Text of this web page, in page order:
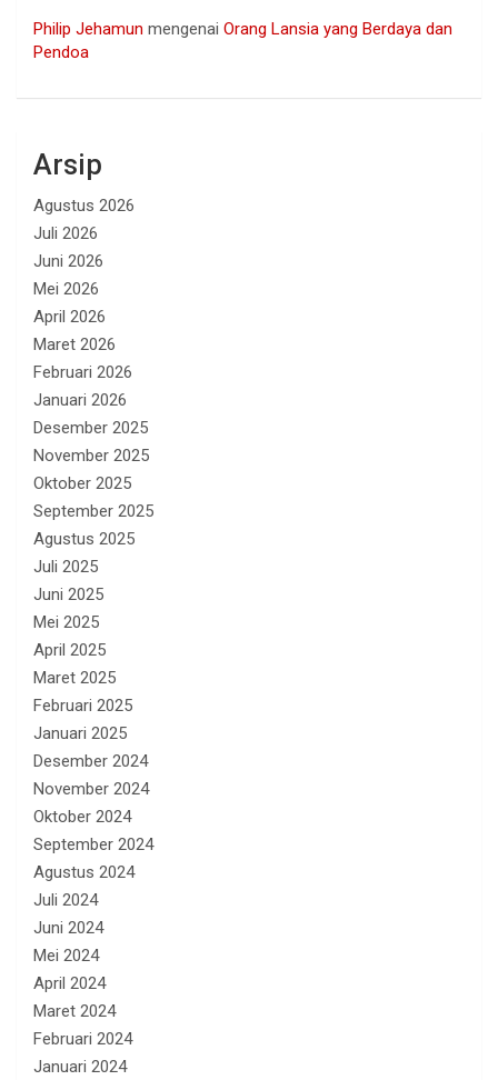
Philip Jehamun mengenai Orang Lansia yang Berdaya dan
Pendoa
Arsip
Agustus 2026
Juli 2026
Juni 2026
Mei 2026
April 2026
Maret 2026
Februari 2026
Januari 2026
Desember 2025
November 2025
Oktober 2025
September 2025
Agustus 2025
Juli 2025
Juni 2025
Mei 2025
April 2025
Maret 2025
Februari 2025
Januari 2025
Desember 2024
November 2024
Oktober 2024
September 2024
Agustus 2024
Juli 2024
Juni 2024
Mei 2024
April 2024
Maret 2024
Februari 2024
Januari 2024